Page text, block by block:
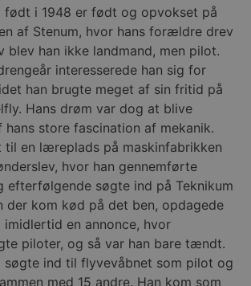
i 1948 er født og opvokset på
af Stenum, hvor hans forældre drev
blev han ikke landmand, men pilot.
interesserede han sig for
han brugte meget af sin fritid på
Hans drøm var dog at blive
store fascination af mekanik.
til en læreplads på maskinfabrikken
hvor han gennemførte
efterfølgende søgte ind på Teknikum
der kom kød på det ben, opdagede
en annonce, hvor
piloter, og så var han bare tændt.
ind til flyvevåbnet som pilot og
med 15 andre. Han kom som